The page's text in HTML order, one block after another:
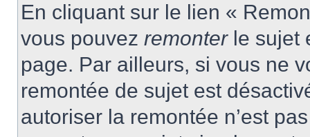
En cliquant sur le lien «
vous pouvez remonterle sujet
page. Par ailleurs, si vous ne
remontée de sujet est
autoriser la remontée n’est